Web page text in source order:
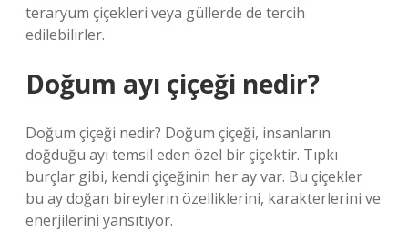
teraryum çiçekleri veya güllerde de tercih
edilebilirler.
Doğum ayı çiçeği nedir?
Doğum çiçeği nedir? Doğum çiçeği, insanların
doğduğu ayı temsil eden özel bir çiçektir. Tıpkı
burçlar gibi, kendi çiçeğinin her ay var. Bu çiçekler
bu ay doğan bireylerin özelliklerini, karakterlerini ve
enerjilerini yansıtıyor.